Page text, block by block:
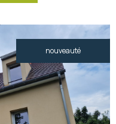
nouveauté